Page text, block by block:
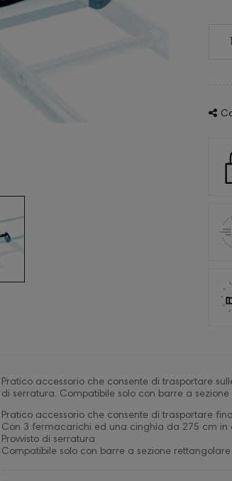
Pratico accessorio che consente di trasportare
di serratura. Compatibile solo con barre a
Pratico accessorio che consente di trasportare
Con 3 fermacarichi ed una cinghia da 275 cm in
Provvisto di serratura
Compatibile solo con barre a sezione rettangolare